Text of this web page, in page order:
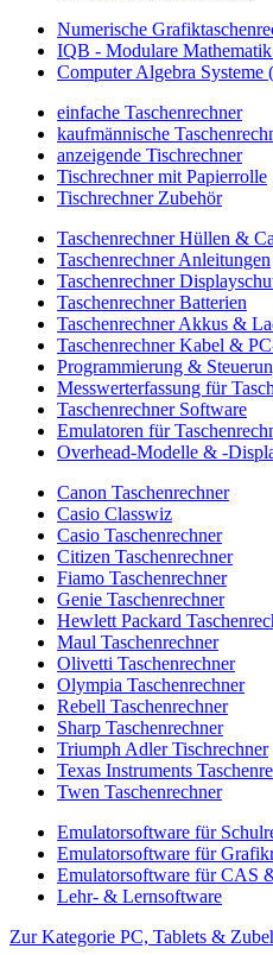
Numerische
IQB - Modulare
Computer Algebra Systeme
einfache Taschenrechner
kaufmännische
anzeigende Tischrechner
Tischrechner mit Papierrolle
Tischrechner Zubehör
Taschenrechner Hüllen &
Taschenrechner Anleitungen
Taschenrechner
Taschenrechner Batterien
Taschenrechner Akkus &
Taschenrechner Kabel &
Programmierung &
Messwerterfassung für
Taschenrechner Software
Emulatoren für
Overhead-Modelle & -
Canon Taschenrechner
Casio Classwiz
Casio Taschenrechner
Citizen Taschenrechner
Fiamo Taschenrechner
Genie Taschenrechner
Hewlett Packard
Maul Taschenrechner
Olivetti Taschenrechner
Olympia Taschenrechner
Rebell Taschenrechner
Sharp Taschenrechner
Triumph Adler Tischrechner
Texas Instruments
Twen Taschenrechner
Emulatorsoftware für
Emulatorsoftware für
Emulatorsoftware für CAS
Lehr- & Lernsoftware
Zur Kategorie PC, Tablets &